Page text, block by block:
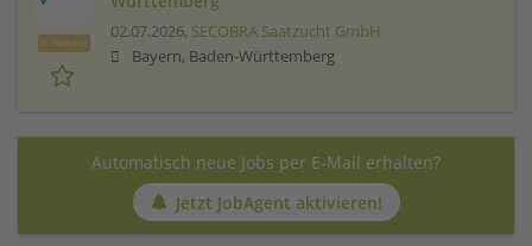
Featured
02.07.2026, SECOBRA Saatzucht GmbH
Bayern, Baden-Württemberg
Automatisch neue Jobs per E-Mail erhalten?
Jetzt JobAgent aktivieren!